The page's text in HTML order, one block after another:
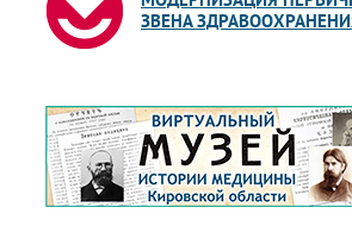
ЗВЕНА